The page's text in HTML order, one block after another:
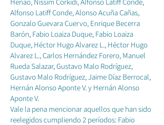
Alfonso Latiff Conde, Alonso Acuña Cañas,
Gonzalo Guevara Cuervo, Enrique Becerra
Barón, Fabio Loaiza Duque, Fabio Loaiza
Duque, Héctor Hugo Alvarez L., Héctor Hugo
Alvarez L., Carlos Hernández Forero, Manuel
Rueda Salazar, Gustavo Malo Rodríguez,
Gustavo Malo Rodríguez, Jaime Díaz Berrocal,
Hernán Alonso Aponte V. y Hernán Alonso
Aponte V.
Vale la pena mencionar aquellos que han sido
reelegidos cumpliendo 2 períodos: Fabio